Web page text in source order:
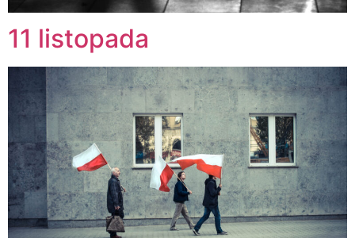
11 listopada